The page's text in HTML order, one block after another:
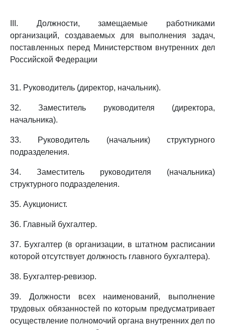
III. Должности, замещаемые работниками
организаций, создаваемых для выполнения задач,
поставленных перед Министерством внутренних дел
Российской Федерации
31. Руководитель (директор, начальник).
32. Заместитель руководителя (директора,
начальника).
33. Руководитель (начальник) структурного
подразделения.
34. Заместитель руководителя (начальника)
структурного подразделения.
35. Аукционист.
36. Главный бухгалтер.
37. Бухгалтер (в организации, в штатном расписании
которой отсутствует должность главного бухгалтера).
38. Бухгалтер-ревизор.
39. Должности всех наименований, выполнение
трудовых обязанностей по которым предусматривает
осуществление полномочий органа внутренних дел по